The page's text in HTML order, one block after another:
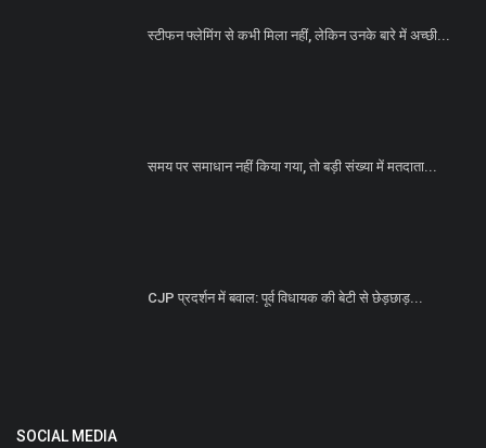
स्टीफन फ्लेमिंग से कभी मिला नहीं, लेकिन उनके बारे में अच्छी...
समय पर समाधान नहीं किया गया, तो बड़ी संख्या में मतदाता...
CJP प्रदर्शन में बवाल: पूर्व विधायक की बेटी से छेड़छाड़...
SOCIAL MEDIA